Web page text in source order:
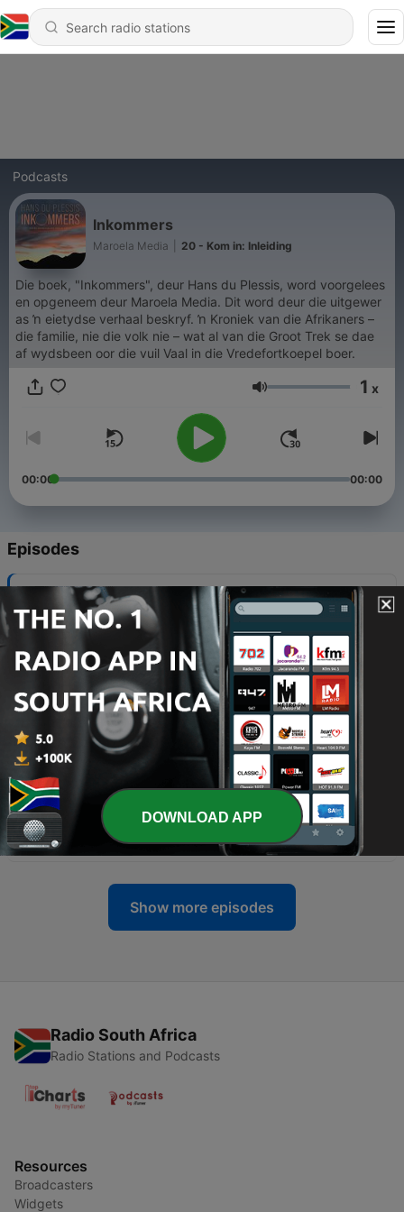
Podcasts
Inkommers
Maroela Media 20 - Kom in: Inleiding
Die boek, "Inkommers", deur Hans du Plessis, word voorgelees
en opgeneem deur Maroela Media. Dit word deur die uitgewer
as ŉ eietydse verhaal beskryf. ŉ Kroniek van die Afrikaners –
die familie, nie die volk nie – wat al van die Groot Trek se dae
af wydsbeen oor die vuil Vaal in die Vredefortkoepel boer.
Volume 1 x
00:00 00:00
Episodes
- Kom in: Inleiding
28 Nov 2023
19 - Kom toe: Hoofstuk 1
30 Nov 2023
18 - Kom toe: Hoofstuk 2
05 Dec 2023
17 - Kom toe: Hoofstuk 3
07 Dec 2023
16 - Kom toe: Hoofstuk 4
12 Dec 2023
Show more episodes
Radio South Africa
Radio Stations and Podcasts
Resources
Broadcasters
Widgets
DOWNLOAD APP